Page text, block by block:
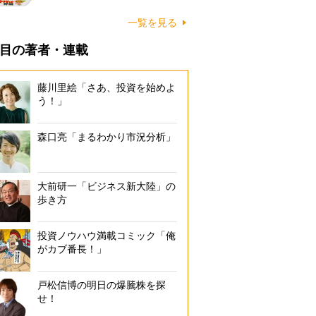
一覧を見る
の著者・連載
藤川里絵「さあ、投資を始めよ
う！」
森口亮「まるわかり市況分析」
大前研一「ビジネス新大陸」の
歩き方
投資ノウハウ満載コミック「俺
がカブ番長！」
戸松信博の明日の爆騰株を探
せ！